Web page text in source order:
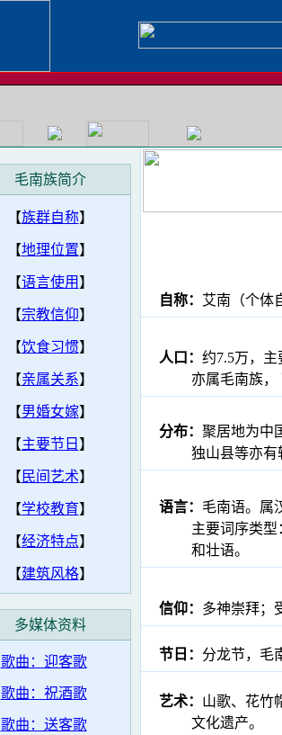
毛南族简介
【族群自称】
【地理位置】
【语言使用 】
【宗教信仰】
【饮食习惯】
【亲属关系】
【男婚女嫁】
【主要节日 】
【 民间艺术】
【学校教育】
【经济特点】
【建筑风格】
多媒体资料
歌曲：迎客歌
歌曲：祝酒歌
歌曲：送客歌
自称： 艾南（个
人口： 约7.5万，
亦属毛南族， 可
分布： 聚居地为中
独山县等亦有较
语言： 毛南语。属
主要词序类型：主
和壮语。
信仰： 多神崇拜；
节日： 分龙节，毛
艺术： 山歌、花竹
文化遗产。